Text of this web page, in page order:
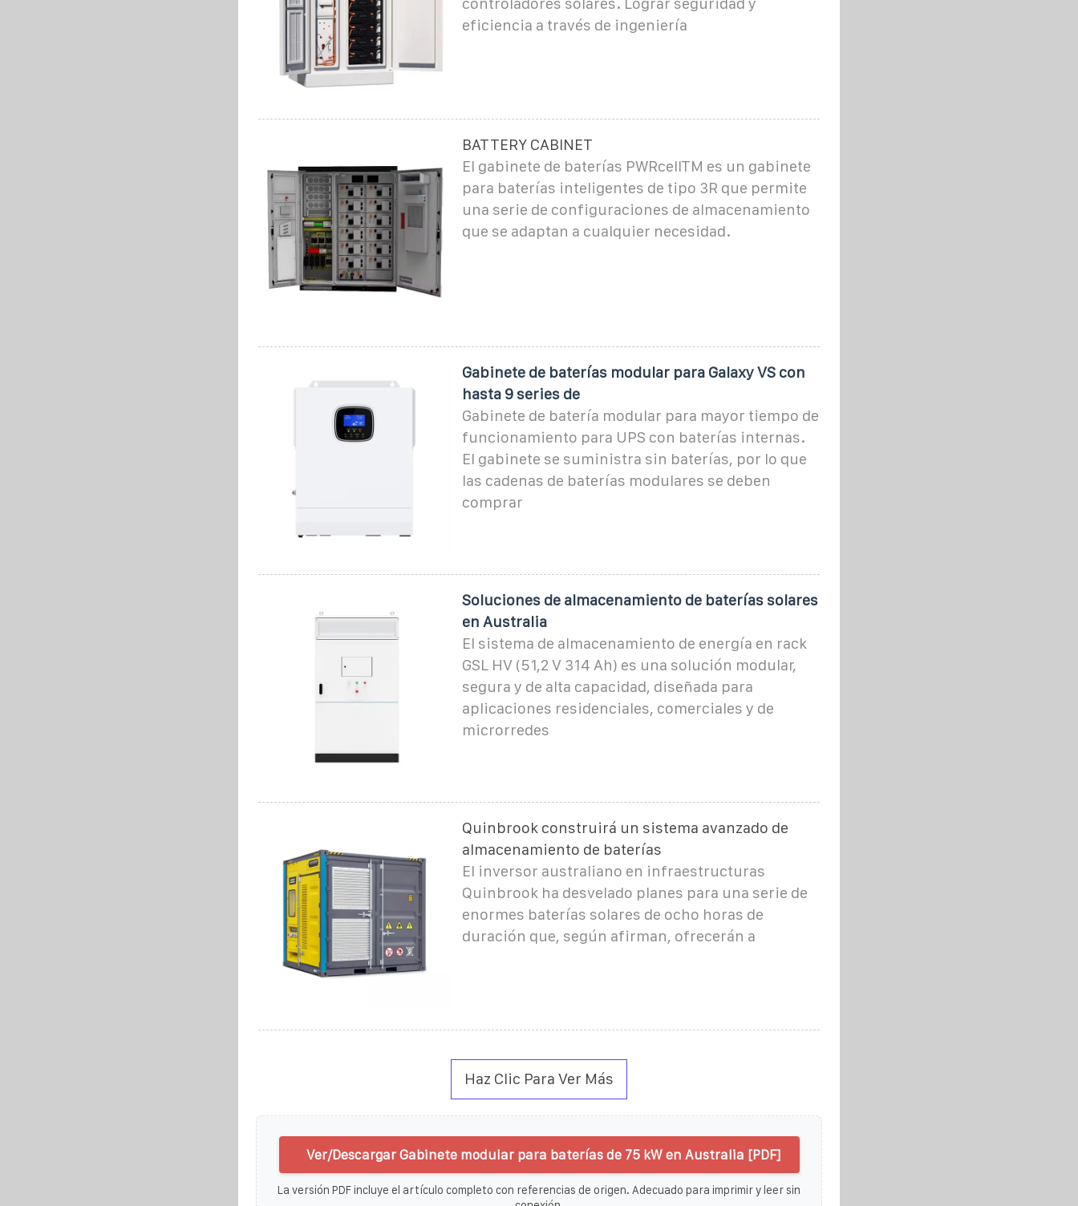
eficiencia a través de ingeniería
BATTERY CABINET
El gabinete de baterías PWRcellTM es un gabinete
para baterías inteligentes de tipo 3R que permite
una serie de configuraciones de almacenamiento
que se adaptan a cualquier necesidad.
Gabinete de baterías modular para Galaxy VS con
hasta 9 series de
Gabinete de batería modular para mayor tiempo de
funcionamiento para UPS con baterías internas.
El gabinete se suministra sin baterías, por lo que
las cadenas de baterías modulares se deben
comprar
Soluciones de almacenamiento de baterías solares
en Australia
El sistema de almacenamiento de energía en rack
GSL HV (51,2 V 314 Ah) es una solución modular,
segura y de alta capacidad, diseñada para
aplicaciones residenciales, comerciales y de
microrredes
Quinbrook construirá un sistema avanzado de
almacenamiento de baterías
El inversor australiano en infraestructuras
Quinbrook ha desvelado planes para una serie de
enormes baterías solares de ocho horas de
duración que, según afirman, ofrecerán a
Haz Clic Para Ver Más
Ver/Descargar Gabinete modular para baterías de 75 kW en Australia [PDF]
La versión PDF incluye el artículo completo con referencias de origen. Adecuado para imprimir y leer sin